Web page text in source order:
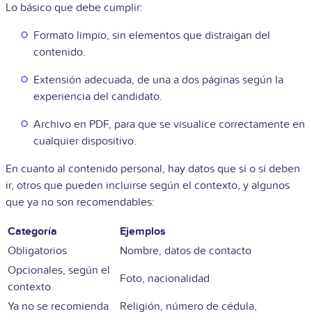
Lo básico que debe cumplir:
Formato limpio, sin elementos que distraigan del
contenido.
Extensión adecuada, de una a dos páginas según la
experiencia del candidato.
Archivo en PDF, para que se visualice correctamente en
cualquier dispositivo.
En cuanto al contenido personal, hay datos que sí o sí deben
ir, otros que pueden incluirse según el contexto, y algunos
que ya no son recomendables:
Categoría
Ejemplos
Obligatorios
Nombre, datos de contacto
Opcionales, según el
contexto
Foto, nacionalidad
Ya no se recomienda
Religión, número de cédula,